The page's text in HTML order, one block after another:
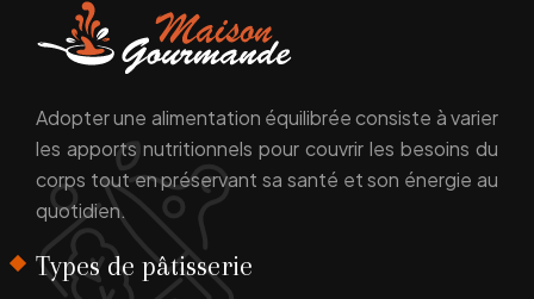
Adopter une alimentation équilibrée consiste à varier
les apports nutritionnels pour couvrir les besoins du
corps tout en préservant sa santé et son énergie au
quotidien.
Types de pâtisserie